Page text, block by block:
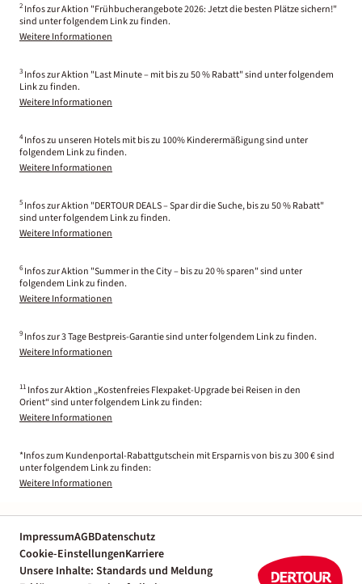
2 Infos zur Aktion "Frühbucherangebote 2026: Jetzt die besten Plätze sichern!"
sind unter folgendem Link zu finden.
Weitere Informationen
3 Infos zur Aktion "Last Minute – mit bis zu 50 % Rabatt" sind unter folgendem
Link zu finden.
Weitere Informationen
4 Infos zu unseren Hotels mit bis zu 100% Kinderermäßigung sind unter
folgendem Link zu finden.
Weitere Informationen
5 Infos zur Aktion "DERTOUR DEALS – Spar dir die Suche, bis zu 50 % Rabatt"
sind unter folgendem Link zu finden.
Weitere Informationen
6 Infos zur Aktion "Summer in the City – bis zu 20 % sparen" sind unter
folgendem Link zu finden.
Weitere Informationen
9 Infos zur 3 Tage Bestpreis-Garantie sind unter folgendem Link zu finden.
Weitere Informationen
11 Infos zur Aktion „Kostenfreies Flexpaket-Upgrade bei Reisen in den
Orient“ sind unter folgendem Link zu finden:
Weitere Informationen
*Infos zum Kundenportal-Rabattgutschein mit Ersparnis von bis zu 300 € sind
unter folgendem Link zu finden:
Weitere Informationen
ImpressumAGBDatenschutz
Cookie-EinstellungenKarriere
Unsere Inhalte: Standards und Meldung